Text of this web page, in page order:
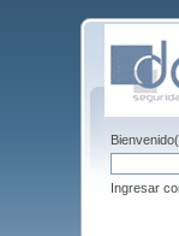
Ingresar